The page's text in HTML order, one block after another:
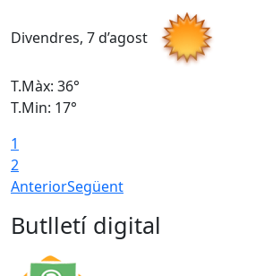
Divendres, 7 d’agost
T.Màx: 36°
T.Min: 17°
1
2
AnteriorSegüent
Butlletí digital